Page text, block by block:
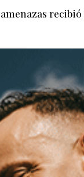
recibió